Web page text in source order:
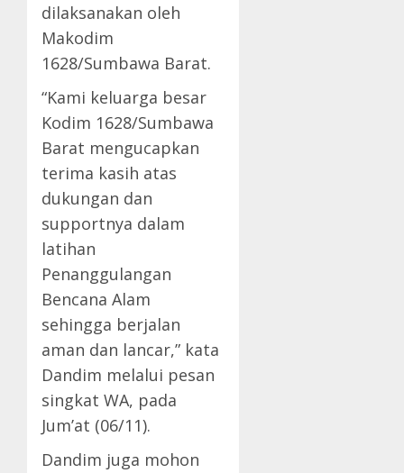
dilaksanakan oleh
Makodim
1628/Sumbawa Barat.
“Kami keluarga besar
Kodim 1628/Sumbawa
Barat mengucapkan
terima kasih atas
dukungan dan
supportnya dalam
latihan
Penanggulangan
Bencana Alam
sehingga berjalan
aman dan lancar,” kata
Dandim melalui pesan
singkat WA, pada
Jum’at (06/11).
Dandim juga mohon